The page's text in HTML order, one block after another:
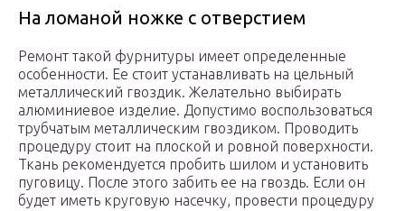
На ломаной ножке с отверстием
Ремонт такой фурнитуры имеет определенные
особенности. Ее стоит устанавливать на цельный
металлический гвоздик. Желательно выбирать
алюминиевое изделие. Допустимо воспользоваться
трубчатым металлическим гвоздиком. Проводить
процедуру стоит на плоской и ровной поверхности.
Ткань рекомендуется пробить шилом и установить
пуговицу. После этого забить ее на гвоздь. Если он
будет иметь круговую насечку, провести процедуру